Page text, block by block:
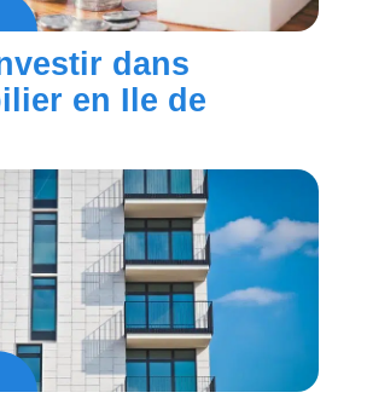
dans
en Ile de